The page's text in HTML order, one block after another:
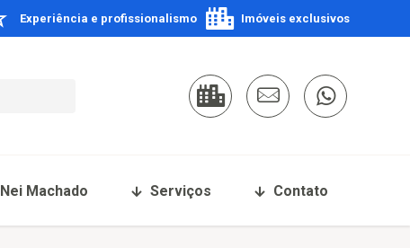
Experiência e profissionalismo Imóveis exclusivos
Nei Machado Serviços Contato